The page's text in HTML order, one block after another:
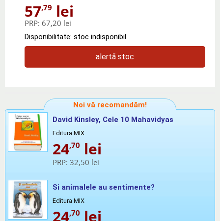
57,79 lei
PRP: 67,20 lei
Disponibilitate: stoc indisponibil
alertă stoc
Noi vă recomandăm!
David Kinsley, Cele 10 Mahavidyas
Editura MIX
24,70 lei
PRP: 32,50 lei
Si animalele au sentimente?
Editura MIX
24,70 lei